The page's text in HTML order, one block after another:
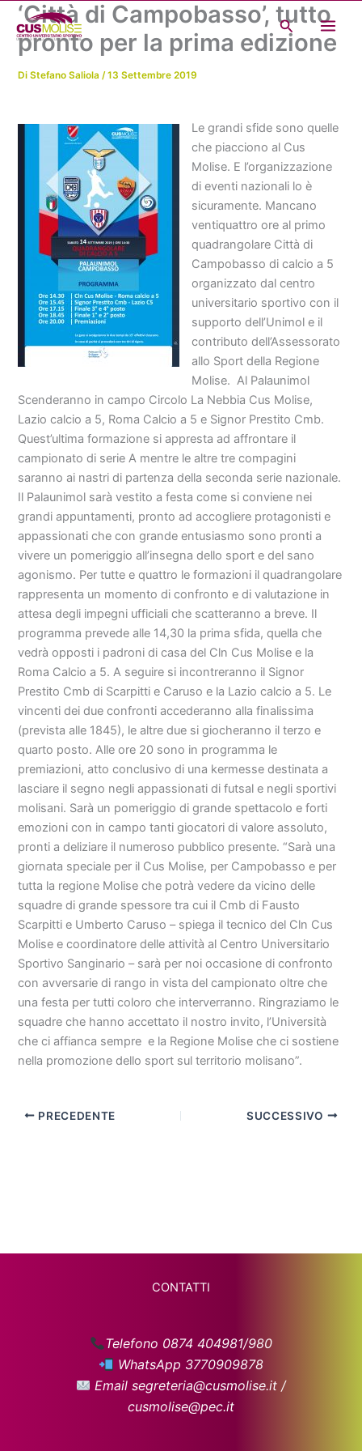
contenuto
Cerca
‘Città di Campobasso’, tutto
pronto per la prima edizione
DiStefano Saliola/13 Settembre 2019
Le grandi sfide sono quelle
che piacciono al Cus
Molise. E l’organizzazione
di eventi nazionali lo è
sicuramente. Mancano
ventiquattro ore al primo
quadrangolare Città di
Campobasso di calcio a 5
organizzato dal centro
universitario sportivo con il
supporto dell’Unimol e il
contributo dell’Assessorato
allo Sport della Regione
Molise. Al Palaunimol
Scenderanno in campo Circolo La Nebbia Cus Molise,
Lazio calcio a 5, Roma Calcio a 5 e Signor Prestito Cmb.
Quest’ultima formazione si appresta ad affrontare il
campionato di serie A mentre le altre tre compagini
saranno ai nastri di partenza della seconda serie nazionale.
Il Palaunimol sarà vestito a festa come si conviene nei
grandi appuntamenti, pronto ad accogliere protagonisti e
appassionati che con grande entusiasmo sono pronti a
vivere un pomeriggio all’insegna dello sport e del sano
agonismo. Per tutte e quattro le formazioni il quadrangolare
rappresenta un momento di confronto e di valutazione in
attesa degli impegni ufficiali che scatteranno a breve. Il
programma prevede alle 14,30 la prima sfida, quella che
vedrà opposti i padroni di casa del Cln Cus Molise e la
Roma Calcio a 5. A seguire si incontreranno il Signor
Prestito Cmb di Scarpitti e Caruso e la Lazio calcio a 5. Le
vincenti dei due confronti accederanno alla finalissima
(prevista alle 1845), le altre due si giocheranno il terzo e
quarto posto. Alle ore 20 sono in programma le
premiazioni, atto conclusivo di una kermesse destinata a
lasciare il segno negli appassionati di futsal e negli sportivi
molisani. Sarà un pomeriggio di grande spettacolo e forti
emozioni con in campo tanti giocatori di valore assoluto,
pronti a deliziare il numeroso pubblico presente. “Sarà una
giornata speciale per il Cus Molise, per Campobasso e per
tutta la regione Molise che potrà vedere da vicino delle
squadre di grande spessore tra cui il Cmb di Fausto
Scarpitti e Umberto Caruso – spiega il tecnico del Cln Cus
Molise e coordinatore delle attività al Centro Universitario
Sportivo Sanginario – sarà per noi occasione di confronto
con avversarie di rango in vista del campionato oltre che
una festa per tutti coloro che interverranno. Ringraziamo le
squadre che hanno accettato il nostro invito, l’Università
che ci affianca sempre e la Regione Molise che ci sostiene
nella promozione dello sport sul territorio molisano”.
PRECEDENTE SUCCESSIVO
CONTATTI
Telefono 0874 404981/980
WhatsApp 3770909878
Email segreteria@cusmolise.it /
cusmolise@pec.it